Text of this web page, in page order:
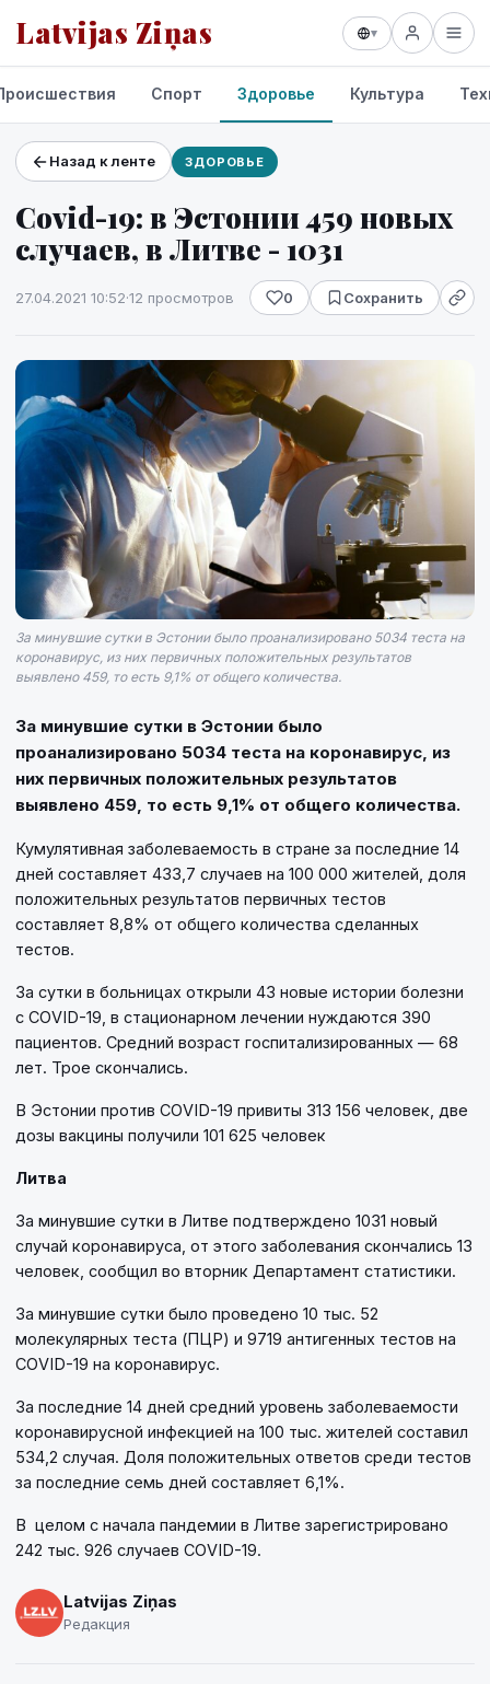
Latvijas Ziņas ▾
Проекты и сервисы
Прогноз погоды
Спорт Здоровье Культура
Назад к ленте ЗДОРОВЬЕ
Covid-19: в Эстонии 459 новых
случаев, в Литве - 1031
27.04.2021 10:52·12 просмотров 0 Сохранить
За минувшие сутки в Эстонии было проанализировано 5034 теста на
коронавирус, из них первичных положительных результатов
выявлено 459, то есть 9,1% от общего количества.
За минувшие сутки в Эстонии было
проанализировано 5034 теста на коронавирус, из
них первичных положительных результатов
выявлено 459, то есть 9,1% от общего количества.
Кумулятивная заболеваемость в стране за последние 14
дней составляет 433,7 случаев на 100 000 жителей, доля
положительных результатов первичных тестов
составляет 8,8% от общего количества сделанных
тестов.
За сутки в больницах открыли 43 новые истории болезни
с COVID-19, в стационарном лечении нуждаются 390
пациентов. Средний возраст госпитализированных — 68
лет. Трое скончались.
В Эстонии против COVID-19 привиты 313 156 человек, две
дозы вакцины получили 101 625 человек
Литва
За минувшие сутки в Литве подтверждено 1031 новый
случай коронавируса, от этого заболевания скончались 13
человек, сообщил во вторник Департамент статистики.
За минувшие сутки было проведено 10 тыс. 52
молекулярных теста (ПЦР) и 9719 антигенных тестов на
COVID-19 на коронавирус.
За последние 14 дней средний уровень заболеваемости
коронавирусной инфекцией на 100 тыс. жителей составил
534,2 случая. Доля положительных ответов среди тестов
за последние семь дней составляет 6,1%.
В целом с начала пандемии в Литве зарегистрировано
242 тыс. 926 случаев COVID-19.
Latvijas Ziņas
Редакция